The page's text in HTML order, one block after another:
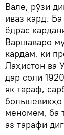
Вале, рӯзи
иваз кард.
ёдрас
Варшаваро
кардам, ки
Лаҳистон ва
дар соли
як тараф,
меномем, ба
аз тарафи